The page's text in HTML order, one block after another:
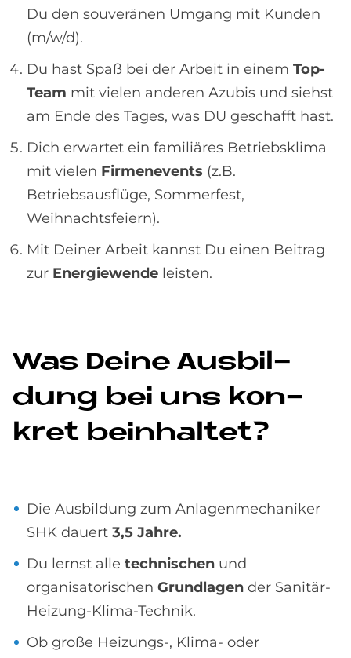
Du den souveränen Umgang mit Kunden
(m/w/d).
Du hast Spaß bei der Arbeit in einem Top-
Team mit vielen anderen Azubis und siehst
am Ende des Tages, was DU geschafft hast.
Dich erwartet ein familiäres Betriebsklima
mit vielen Firmenevents (z.B.
Betriebsausflüge, Sommerfest,
Weihnachtsfeiern).
Mit Deiner Arbeit kannst Du einen Beitrag
zur Energiewende leisten.
Was De­i­ne Aus­bil­
dung bei uns kon­
kret be­inhal­tet?
Die Ausbildung zum Anlagenmechaniker
SHK dauert 3,5 Jahre.
Du lernst alle technischen und
organisatorischen Grundlagen der Sanitär-
Heizung-Klima-Technik.
Ob große Heizungs-, Klima- oder